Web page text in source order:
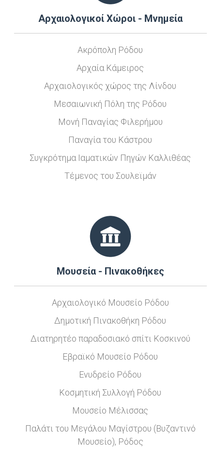
Αρχαιολογικοί Χώροι - Μνημεία
Ακρόπολη Ρόδου
Αρχαία Κάμειρος
Αρχαιολογικός χώρος της Λίνδου
Μεσαιωνική Πόλη της Ρόδου
Μονή Παναγίας Φιλερήμου
Παναγία του Κάστρου
Συγκρότημα Ιαματικών Πηγών Καλλιθέας
Τέμενος του Σουλεϊμάν
Μουσεία - Πινακοθήκες
Αρχαιολογικό Μουσείο Ρόδου
Δημοτική Πινακοθήκη Ρόδου
Διατηρητέο παραδοσιακό σπίτι Κοσκινού
Εβραϊκό Μουσείο Ρόδου
Ενυδρείο Ρόδου
Κοσμητική Συλλογή Ρόδου
Μουσείο Μέλισσας
Παλάτι του Μεγάλου Μαγίστρου (Βυζαντινό
Μουσείο), Ρόδος